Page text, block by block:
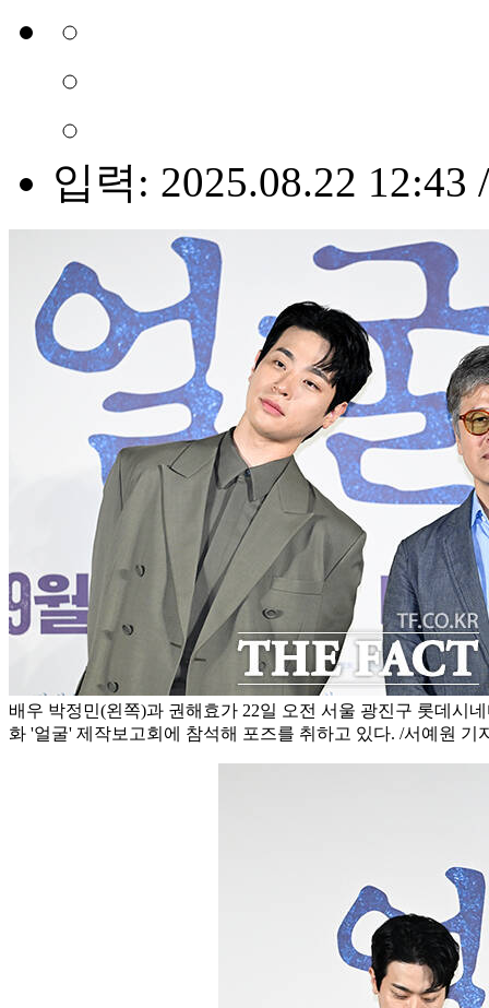
입력: 2025.08.22 12:43
배우 박정민(왼쪽)과 권해효가 22일 오전 서울 광진구 롯데시
화 '얼굴' 제작보고회에 참석해 포즈를 취하고 있다. /서예원 기